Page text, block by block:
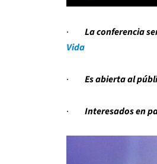
· La conferencia
Vida
· Es abierta al
· Interesados en